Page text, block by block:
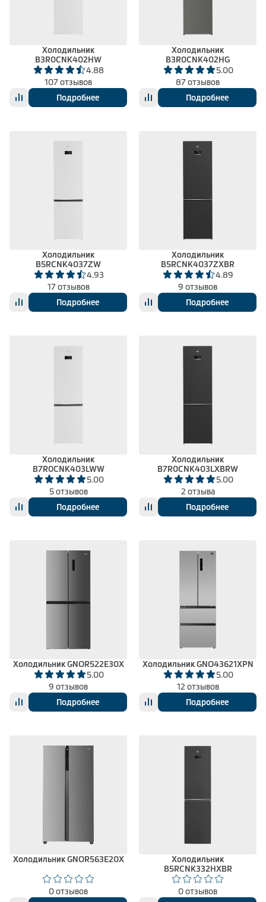
Сравнить
Холодильник
B3R0CNK402HW
4.88
107 отзывов
Подробнее
Холодильник
B3R0CNK402HG
5.00
87 отзывов
Подробнее
Холодильник
B5RCNK4037ZW
4.93
17 отзывов
Подробнее
Холодильник
B5RCNK4037ZXBR
4.89
9 отзывов
Подробнее
Холодильник
B7R0CNK403LWW
5.00
5 отзывов
Подробнее
Холодильник
B7R0CNK403LXBRW
5.00
2 отзыва
Подробнее
Холодильник GNOR522E30X
5.00
9 отзывов
Подробнее
Холодильник GNO43621XPN
5.00
12 отзывов
Подробнее
Холодильник GNOR563E20X
0 отзывов
Холодильник
B5RCNK332HXBR
0 отзывов